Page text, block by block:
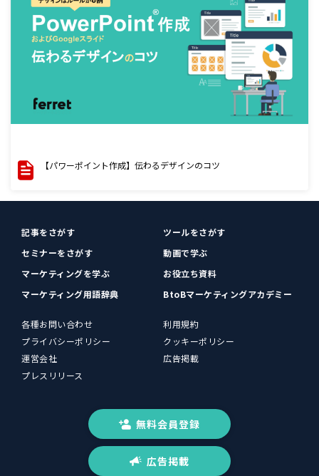
【パワーポイント作成】伝わるデザインのコツ
記事をさがす
ツールをさがす
セミナーをさがす
動画で学ぶ
マーケティングを学ぶ
お役立ち資料
マーケティング用語辞典
BtoBマーケティングアカデミー
各種お問い合わせ
利用規約
プライバシーポリシー
クッキーポリシー
運営会社
広告掲載
プレスリリース
無料会員登録
広告掲載